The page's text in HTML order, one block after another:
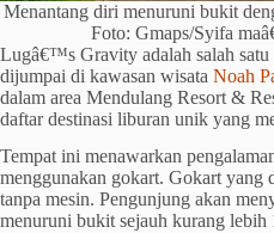
Menantang diri menuruni bukit
Foto: Gmaps/Syifa
Lugâ€™s Gravity adalah salah satu
dijumpai di kawasan wisata Noah
dalam area Mendulang Resort &
daftar destinasi liburan unik yang
Tempat ini menawarkan
menggunakan gokart. Gokart yang
tanpa mesin. Pengunjung akan
menuruni bukit sejauh kurang lebih